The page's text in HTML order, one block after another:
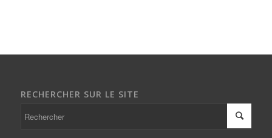
RECHERCHER SUR LE SITE